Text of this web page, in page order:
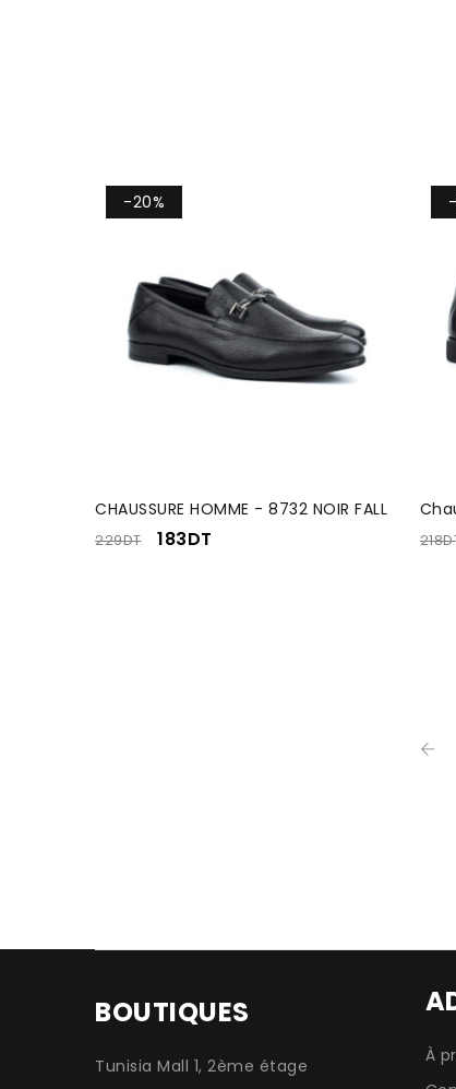
-20%
CHAUSSURE HOMME - 8732 NOIR FALL
229DT 183DT 218
BOUTIQUES
Tunisia Mall 1, 2ème étage
À